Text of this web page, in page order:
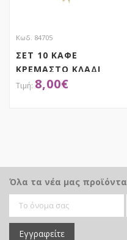
Κωδ. 84705
ΣΕΤ 10 ΚΑΦΕ
ΚΡΕΜΑΣΤΟ ΚΛΑΔΙ
PAMPAS 115ΕΚ
8,00€
Όλα τα νέα μας προϊόντα
Εγγραφείτε